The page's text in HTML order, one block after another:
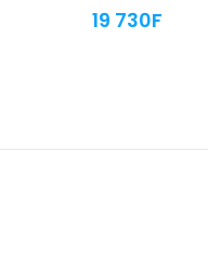
19 730F